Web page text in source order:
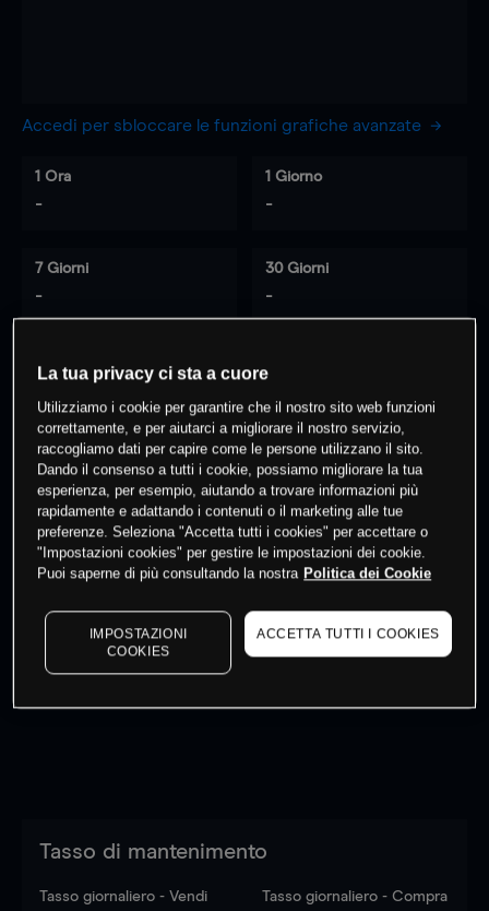
Accedi per sbloccare le funzioni grafiche avanzate
1 Ora
-
1 Giorno
-
7 Giorni
-
30 Giorni
-
% dei clienti hanno posizioni
questo prodotto
Fai trading
I prezzi sono solo indicativi. Accediper vedere gli ultimi
dati di mercato
to see latest market data
Tasso di mantenimento
Tasso giornaliero - Vendi Tasso giornaliero - Compra
La tua privacy ci sta a cuore
Utilizziamo i cookie per garantire che il nostro sito web funzioni
correttamente, e per aiutarci a migliorare il nostro servizio,
raccogliamo dati per capire come le persone utilizzano il sito.
Dando il consenso a tutti i cookie, possiamo migliorare la tua
esperienza, per esempio, aiutando a trovare informazioni più
rapidamente e adattando i contenuti o il marketing alle tue
preferenze. Seleziona "Accetta tutti i cookies" per accettare o
"Impostazioni cookies" per gestire le impostazioni dei cookie.
Puoi saperne di più consultando la nostra Politica dei Cookie
IMPOSTAZIONI
COOKIES
ACCETTA TUTTI I COOKIES